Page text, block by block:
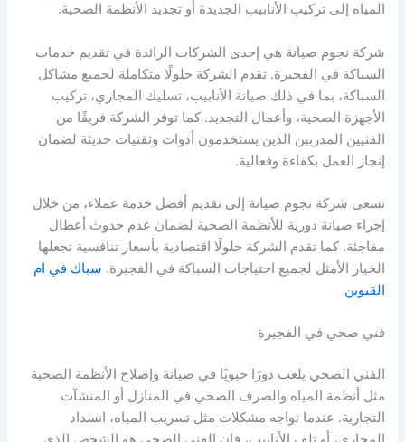
المياه إلى تركيب الأنابيب الجديدة أو تجديد الأنظمة الصحية.
شركة نجوم صيانة هي إحدى الشركات الرائدة في تقديم خدمات
السباكة في الفجيرة. تقدم الشركة حلولًا متكاملة لجميع مشاكل
السباكة، بما في ذلك صيانة الأنابيب، تسليك المجاري، تركيب
الأجهزة الصحية، وأعمال التجديد. كما توفر الشركة فريقًا من
الفنيين المدربين الذين يستخدمون أدوات وتقنيات حديثة لضمان
إنجاز العمل بكفاءة وفعالية.
تسعى شركة نجوم صيانة إلى تقديم أفضل خدمة عملاء، من خلال
إجراء صيانة دورية للأنظمة الصحية لضمان عدم حدوث أعطال
مفاجئة. كما تقدم الشركة حلولًا اقتصادية بأسعار تنافسية تجعلها
الخيار الأمثل لجميع احتياجات السباكة في الفجيرة. سباك في ام
القيوين
فني صحي في الفجيرة
الفني الصحي يلعب دورًا حيويًا في صيانة وإصلاح الأنظمة الصحية
مثل أنظمة المياه والصرف الصحي في المنازل أو المنشآت
التجارية. عندما تواجه مشكلات مثل تسريب المياه، انسداد